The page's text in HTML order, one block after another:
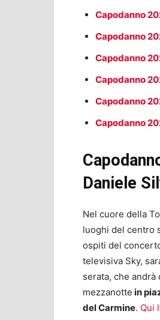
Capodanno
Capodanno
Capodanno
Capodanno
Capodanno
Capodanno
Daniele
Nel cuore della
luoghi del centro
ospiti del
televisiva Sky,
serata, che andrà
mezzanotte in
del Carmine. Qui